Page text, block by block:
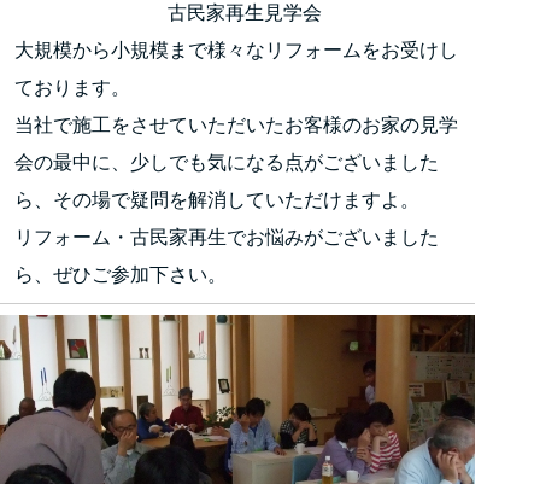
古民家再生見学会
大規模から小規模まで様々なリフォームをお受けし
ております。
当社で施工をさせていただいたお客様のお家の見学
会の最中に、少しでも気になる点がございました
ら、その場で疑問を解消していただけますよ。
リフォーム・古民家再生でお悩みがございました
ら、ぜひご参加下さい。